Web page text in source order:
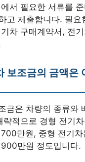
서 필요한 서류를
고 제출합니다. 필요
차 구매계약서, 전
보조금의 금액은
금은 차량의 종류와
략적으로 경형 전기
만원, 중형 전기
만원 정도입니다.